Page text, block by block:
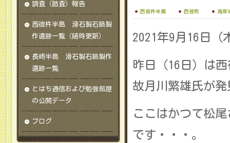
西彼杵半島 西彼町 海岸
2021年9月16日
昨日（16日）は
故月川繁雄氏が
ここはかつて松
です・・・。
調査（踏査）報告
西彼杵半島 滑石製石鍋製
作遺跡一覧（随時更新）
長崎半島 滑石製石鍋製作
遺跡一覧
とはち通信および勉強部屋
の公開データ
ブログ